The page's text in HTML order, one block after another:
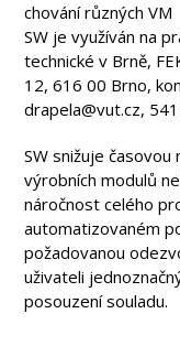
chování různých VM
SW je využíván na
technické v Brně,
12, 616 00 Brno,
drapela@vut.cz,
SW snižuje
výrobních modulů
náročnost celého
automatizovaném
požadovanou
uživateli
posouzení souladu.